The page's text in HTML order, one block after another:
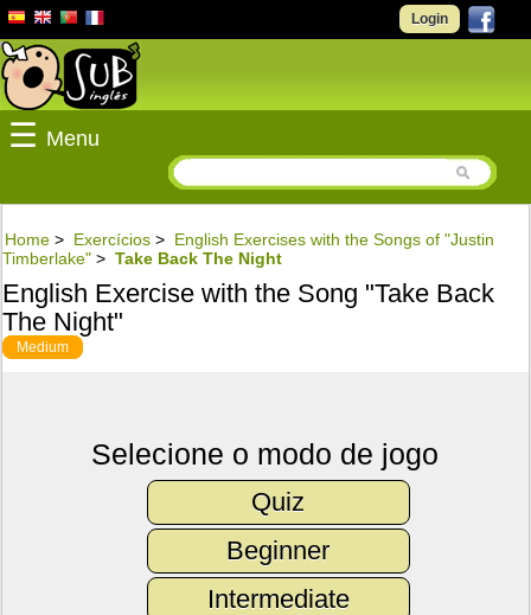
Login
☰ Menu
Home > Exercícios > English Exercises with the Songs of "Justin
Timberlake" > Take Back The Night
English Exercise with the Song "Take Back
The Night"
Medium
Selecione o modo de jogo
Quiz
Beginner
Intermediate